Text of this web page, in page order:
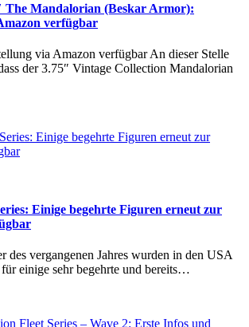
The Mandalorian (Beskar Armor):
verfügbar
via Amazon verfügbar An dieser Stelle
der 3.75″ Vintage Collection Mandalorian
Einige begehrte Figuren erneut zur
des vergangenen Jahres wurden in den USA
einige sehr begehrte und bereits…